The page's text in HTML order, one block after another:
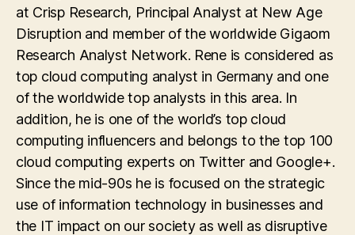
at Crisp Research, Principal Analyst at New Age
Disruption and member of the worldwide Gigaom
Research Analyst Network. Rene is considered as
top cloud computing analyst in Germany and one
of the worldwide top analysts in this area. In
addition, he is one of the world’s top cloud
computing influencers and belongs to the top 100
cloud computing experts on Twitter and Google+.
Since the mid-90s he is focused on the strategic
use of information technology in businesses and
the IT impact on our society as well as disruptive